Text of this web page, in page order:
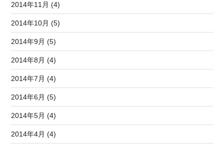
2014年11月 (4)
2014年10月 (5)
2014年9月 (5)
2014年8月 (4)
2014年7月 (4)
2014年6月 (5)
2014年5月 (4)
2014年4月 (4)